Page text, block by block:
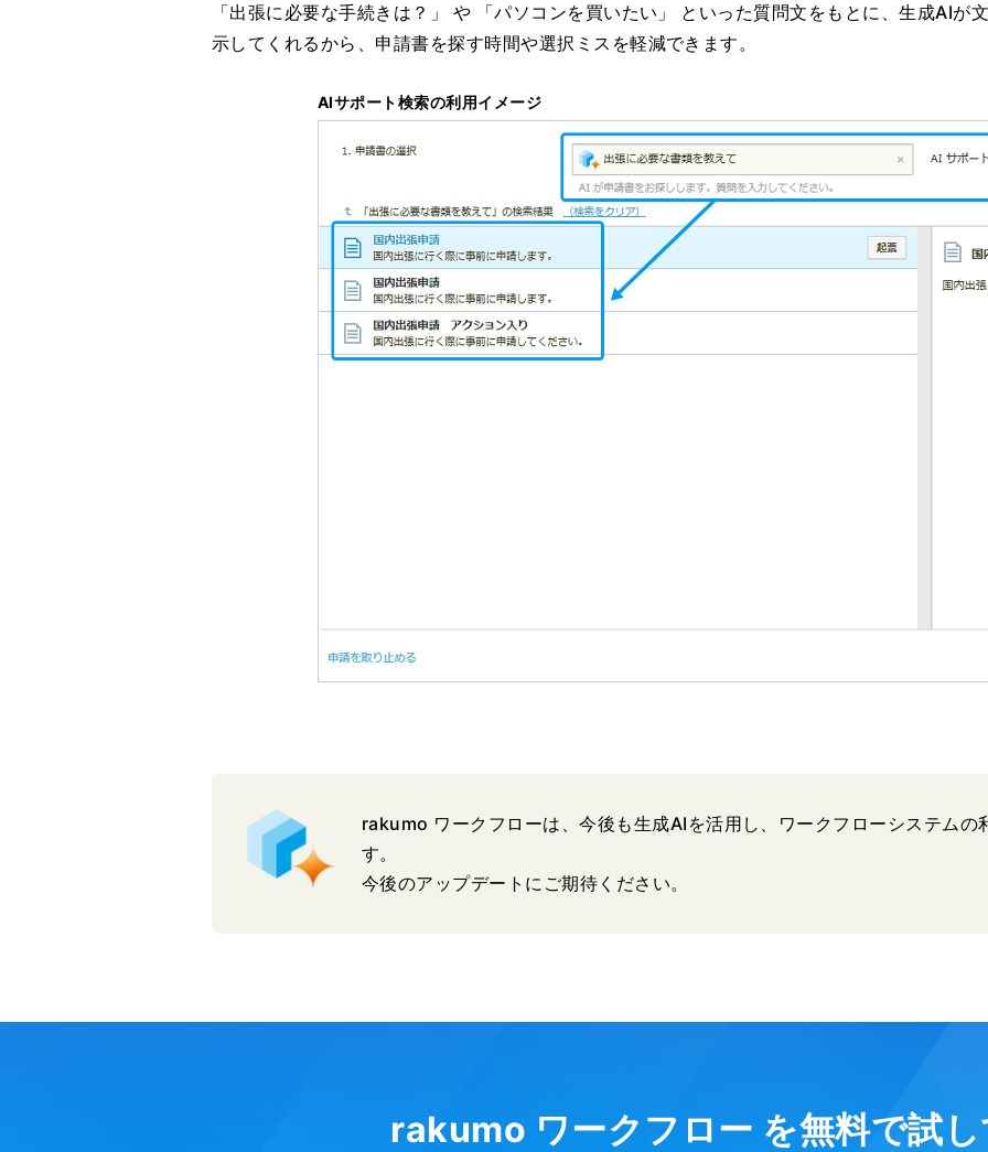
「出張に必要な手続きは？」 や 「パソコンを買いたい」 といった質問文をもとに、生成AIが
示してくれるから、申請書を探す時間や選択ミスを軽減できます。
AIサポート検索の利用イメージ
rakumo ワークフローは、今後も生成AIを活用し、ワークフローシステムの
す。
今後のアップデートにご期待ください。
rakumo ワークフロー を無料で試